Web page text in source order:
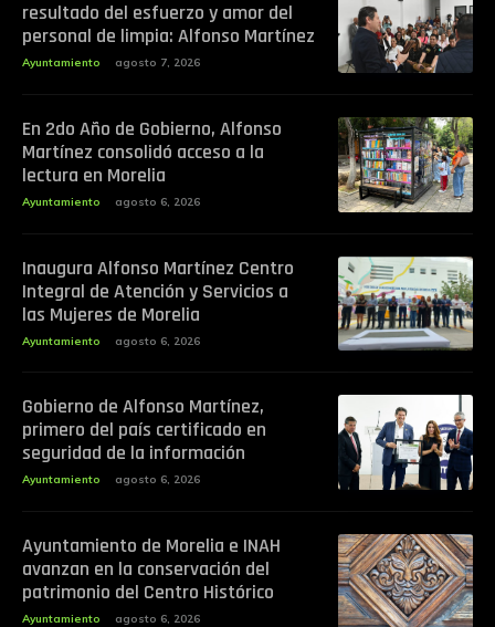
resultado del esfuerzo y amor del
personal de limpia: Alfonso Martínez
Ayuntamiento agosto 7, 2026
En 2do Año de Gobierno, Alfonso
Martínez consolidó acceso a la
lectura en Morelia
Ayuntamiento agosto 6, 2026
Inaugura Alfonso Martínez Centro
Integral de Atención y Servicios a
las Mujeres de Morelia
Ayuntamiento agosto 6, 2026
Gobierno de Alfonso Martínez,
primero del país certificado en
seguridad de la información
Ayuntamiento agosto 6, 2026
Ayuntamiento de Morelia e INAH
avanzan en la conservación del
patrimonio del Centro Histórico
Ayuntamiento agosto 6, 2026